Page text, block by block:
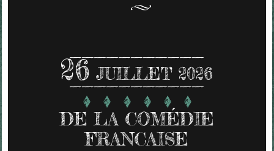
26 JUILLET 2026
DE LA COMÉDIE
FRANCAISE